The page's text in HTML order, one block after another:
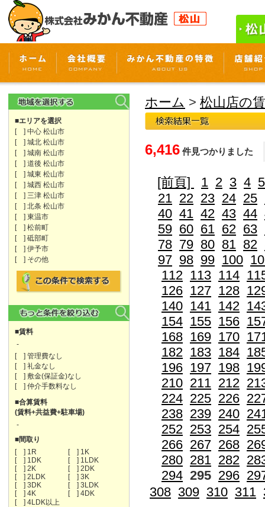
■エリアを選択
[ ] 中心 松山市
[ ] 城北 松山市
[ ] 城南 松山市
[ ] 道後 松山市
[ ] 城東 松山市
[ ] 城西 松山市
[ ] 三津 松山市
[ ] 北条 松山市
[ ] 東温市
[ ] 松前町
[ ] 砥部町
[ ] 伊予市
[ ] その他
■賃料
-
[ ] 管理費なし
[ ] 礼金なし
[ ] 敷金(保証金)なし
[ ] 仲介手数料なし
■合算賃料
(賃料+共益費+駐車場)
-
■間取り
[ ] 1R
[ ] 1K
[ ] 1DK
[ ] 1LDK
[ ] 2K
[ ] 2DK
[ ] 2LDK
[ ] 3K
[ ] 3DK
[ ] 3LDK
[ ] 4K
[ ] 4DK
[ ] 4LDK以上
ホーム > 松山店の
6,416 件見つかりました
[前頁] 1 2 3 4 5
21 22 23 24 25
40 41 42 43 44
59 60 61 62 63
78 79 80 81 82
97 98 99 100
112 113 114
126 127 128
140 141 142
154 155 156
168 169 170
182 183 184
196 197 198
210 211 212
224 225 226
238 239 240
252 253 254
266 267 268
280 281 282
294 295 296
308 309 310 311